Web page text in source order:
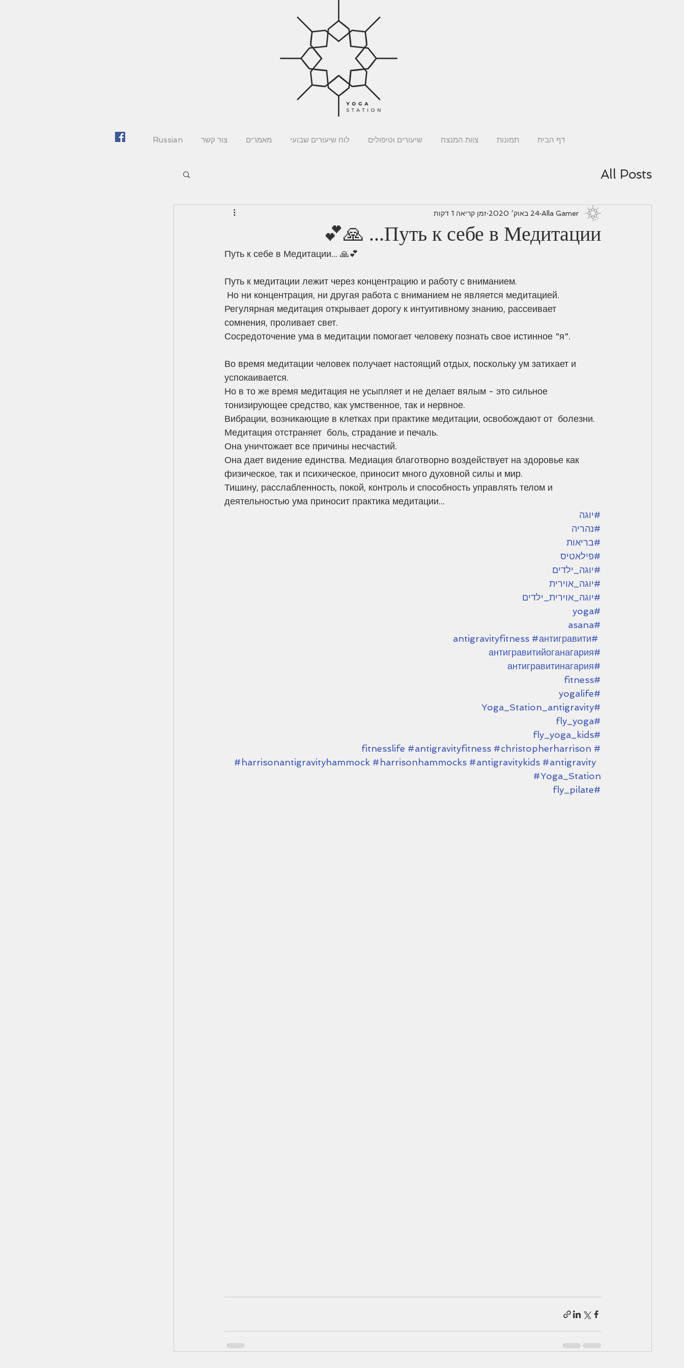
Russian צור קשר מאמרים לוח שיעורים שבועי שיעורים וטיפולים צוות המנצח תמונות דף הבית
All Posts
Путь к себе в Медитации... 🙏💕
Alla Gamer 24 באוק׳ 2020 זמן קריאה 1 דקות
Путь к себе в Медитации... 🙏💕
Путь к медитации лежит через концентрацию и работу с вниманием.
Но ни концентрация, ни другая работа с вниманием не является медитацией.
Регулярная медитация открывает дорогу к интуитивному знанию, рассеивает
сомнения, проливает свет.
Сосредоточение ума в медитации помогает человеку познать свое истинное "я".
Во время медитации человек получает настоящий отдых, поскольку ум затихает и
успокаивается.
Но в то же время медитация не усыпляет и не делает вялым - это сильное
тонизирующее средство, как умственное, так и нервное.
Вибрации, возникающие в клетках при практике медитации, освобождают от  болезни.
Медитация отстраняет  боль, страдание и печаль.
Она уничтожает все причины несчастий.
Она дает видение единства. Медиация благотворно воздействует на здоровье как
физическое, так и психическое, приносит много духовной силы и мир.
Тишину, расслабленность, покой, контроль и способность управлять телом и
деятельностью ума приносит практика медитации...
#יוגה
#נהריה
#בריאות
#פילאטיס
#יוגה_ילדים
#יוגה_אוירית
#יוגה_אוירית_ילדים
#yoga
#asana
#antigravityfitness
#антигравити
#антигравитийоганагария
#антигравитинагария
#fitness
#yogalife
#Yoga_Station_antigravity
#fly_yoga
#fly_yoga_kids
#fitnesslife
#antigravityfitness #christopherharrison
#harrisonantigravityhammock #harrisonhammocks #antigravitykids #antigravity
#Yoga_Station
#fly_pilate